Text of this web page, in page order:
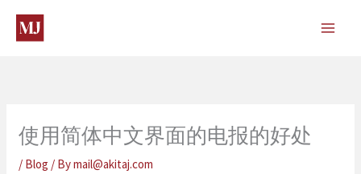
content
使用简体中文界面的电报的好处
/ Blog / Bymail@akitaj.com